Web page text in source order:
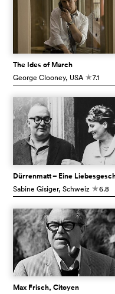
The Ides of March
George Clooney, USA c7.1
Sabine Gisiger, Schweiz c6.8
Max Frisch, Citoyen